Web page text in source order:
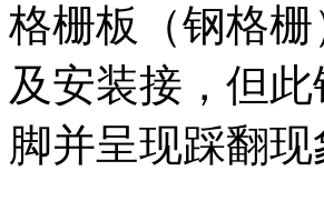
格栅板（钢格
及安装接，但
脚并呈现踩翻